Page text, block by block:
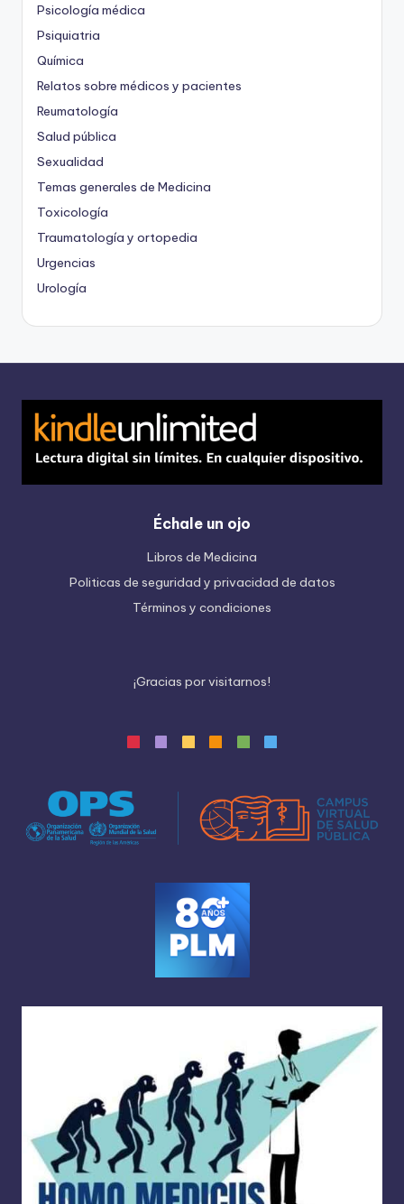
Psicología médica
Psiquiatria
Química
Relatos sobre médicos y pacientes
Reumatología
Salud pública
Sexualidad
Temas generales de Medicina
Toxicología
Traumatología y ortopedia
Urgencias
Urología
Échale un ojo
Libros de Medicina
Politicas de seguridad y privacidad de datos
Términos y condiciones
¡Gracias porvisitarnos!